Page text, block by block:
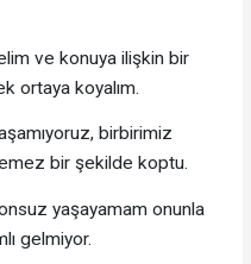
ve konuya ilişkin bir
ortaya koyalım.
birbirimiz
bir şekilde koptu.
yaşayamam onunla
gelmiyor.